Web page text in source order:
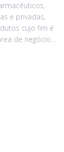
e privadas,
cujo fim é
de negócio…